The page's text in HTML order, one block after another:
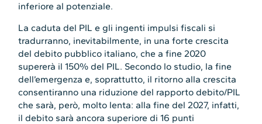
inferiore al potenziale.
La caduta del PIL e gli ingenti impulsi fiscali si
tradurranno, inevitabilmente, in una forte crescita
del debito pubblico italiano, che a fine 2020
supererà il 150% del PIL. Secondo lo studio, la fine
dell’emergenza e, soprattutto, il ritorno alla crescita
consentiranno una riduzione del rapporto debito/PIL
che sarà, però, molto lenta: alla fine del 2027, infatti,
il debito sarà ancora superiore di 16 punti